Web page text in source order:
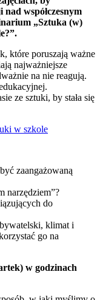
współczesnym
„Sztuka (w)
które poruszają ważne
najważniejsze
na nie reagują.
ze sztuki, by stała się
zaangażowaną
narzędziem”?
do
klimat i
go na
w godzinach